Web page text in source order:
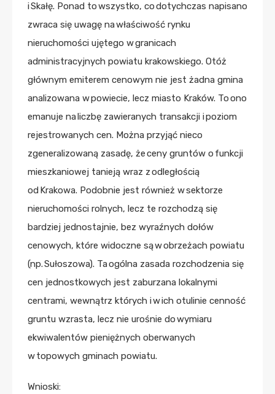
i Skałę. Ponad to wszystko, co dotychczas napisano
zwraca się uwagę na właściwość rynku
nieruchomości ujętego w granicach
administracyjnych powiatu krakowskiego. Otóż
głównym emiterem cenowym nie jest żadna gmina
analizowana w powiecie, lecz miasto Kraków. To ono
emanuje na liczbę zawieranych transakcji i poziom
rejestrowanych cen. Można przyjąć nieco
zgeneralizowaną zasadę, że ceny gruntów o funkcji
mieszkaniowej tanieją wraz z odległością
od Krakowa. Podobnie jest również w sektorze
nieruchomości rolnych, lecz te rozchodzą się
bardziej jednostajnie, bez wyraźnych dołów
cenowych, które widoczne są w obrzeżach powiatu
(np. Sułoszowa). Ta ogólna zasada rozchodzenia się
cen jednostkowych jest zaburzana lokalnymi
centrami, wewnątrz których i w ich otulinie cenność
gruntu wzrasta, lecz nie urośnie do wymiaru
ekwiwalentów pieniężnych oberwanych
w topowych gminach powiatu.
Wnioski: